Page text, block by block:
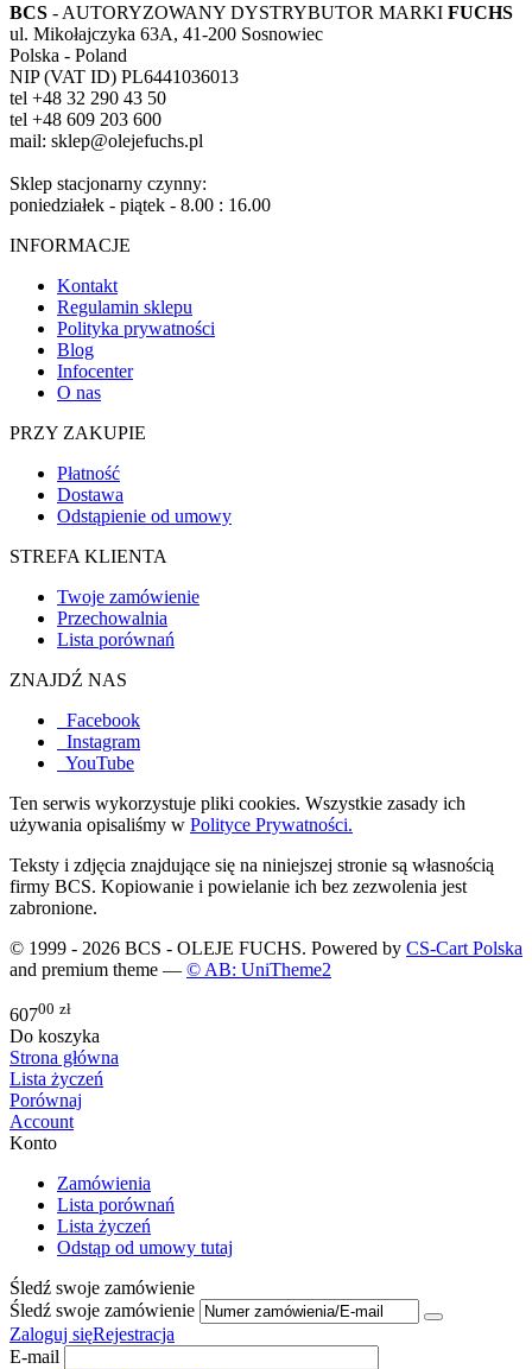
BCS - AUTORYZOWANY DYSTRYBUTOR MARKI FUCHS
ul. Mikołajczyka 63A, 41-200 Sosnowiec
Polska - Poland
NIP (VAT ID) PL6441036013
tel +48 32 290 43 50
tel +48 609 203 600
mail: sklep@olejefuchs.pl
Sklep stacjonarny czynny:
poniedziałek - piątek - 8.00 : 16.00
INFORMACJE
Kontakt
Regulamin sklepu
Polityka prywatności
Blog
Infocenter
O nas
PRZY ZAKUPIE
Płatność
Dostawa
Odstąpienie od umowy
STREFA KLIENTA
Twoje zamówienie
Przechowalnia
Lista porównań
ZNAJDŹ NAS
Facebook
Instagram
YouTube
Ten serwis wykorzystuje pliki cookies. Wszystkie zasady ich
używania opisaliśmy w Polityce Prywatności.
Teksty i zdjęcia znajdujące się na niniejszej stronie są własnością
firmy BCS. Kopiowanie i powielanie ich bez zezwolenia jest
zabronione.
© 1999 - 2026 BCS - OLEJE FUCHS. Powered by CS-Cart Polska
and premium theme — © AB: UniTheme2
60700 zł
Do koszyka
Strona główna
Lista życzeń
Porównaj
Account
Konto
Zamówienia
Lista porównań
Lista życzeń
Odstąp od umowy tutaj
Śledź swoje zamówienie
Śledź swoje zamówienie
Zaloguj sięRejestracja
E-mail